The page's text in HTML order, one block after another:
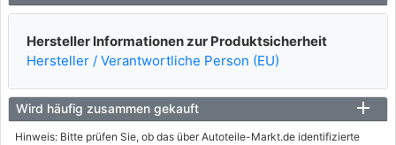
Hersteller Informationen zur Produktsicherheit
Hersteller / Verantwortliche Person (EU)
Wird häufig zusammen gekauft
Hinweis: Bitte prüfen Sie, ob das über Autoteile-Markt.de identifizierte